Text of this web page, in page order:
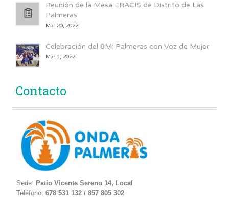
Reunión de la Mesa ERACIS de Distrito de Las
Palmeras
Mar 20, 2022
Celebración del 8M: Palmeras con Voz de Mujer
Mar 9, 2022
Contacto
Sede: Patio Vicente Sereno 14, Local
Teléfono: 678 531 132 / 857 805 302